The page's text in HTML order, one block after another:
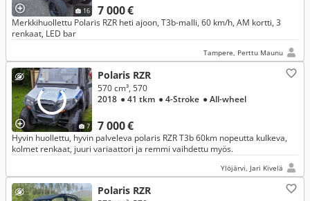
16 7 000 €
Merkkihuollettu Polaris RZR heti ajoon, T3b-malli, 60 km/h, AM kortti, 3
renkaat, LED bar
Tampere, Perttu Maunu
7
Polaris RZR
7 000 €
570 cm³, 570
2018 ● 41 tkm ● 4-Stroke ● All-wheel
Hyvin huollettu, hyvin palveleva polaris RZR T3b 60km nopeutta kulkeva,
kolmet renkaat, juuri variaattori ja remmi vaihdettu myös.
Ylöjärvi, Jari Kivelä
Polaris RZR